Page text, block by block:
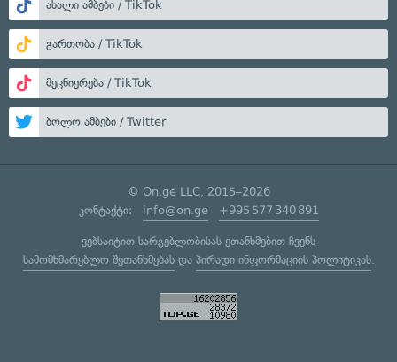
ახალი ამბები / TikTok
გართობა / TikTok
მეცნიერება / TikTok
ბოლო ამბები / Twitter
© On.ge LLC, 2015–2026
კონტაქტი: info@on.ge +995 577 340 891
ვებსაიტით სარგებლობისას ეთანხმებით ჩვენს
სამომხმარებლო შეთანხმებასდა პირადი ინფორმაციის პოლიტიკას.